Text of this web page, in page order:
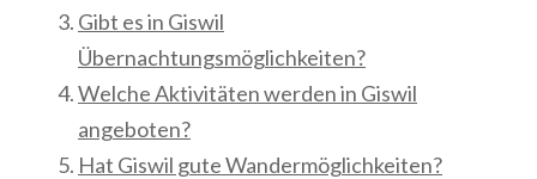
Gibt es in Giswil
Übernachtungsmöglichkeiten?
Welche Aktivitäten werden in Giswil
angeboten?
Hat Giswil gute Wandermöglichkeiten?